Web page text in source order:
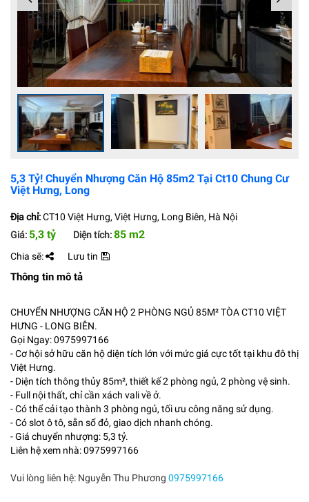
5,3 Tỷ! Chuyển Nhượng Căn Hộ 85m2 Tại Ct10 Chung Cư
Việt Hưng, Long
Địa chỉ:CT10 Việt Hưng, Việt Hưng, Long Biên, Hà Nội
Giá: 5,3 tỷ Diện tích:85 m2
Chia sẽ: Lưu tin
Thông tin mô tả
CHUYỂN NHƯỢNG CĂN HỘ 2 PHÒNG NGỦ 85M² TÒA CT10 VIỆT
HƯNG - LONG BIÊN.
Gọi Ngay: 0975997166
- Cơ hội sở hữu căn hộ diện tích lớn với mức giá cực tốt tại khu đô thị
Việt Hưng.
- Diện tích thông thủy 85m², thiết kế 2 phòng ngủ, 2 phòng vệ sinh.
- Full nội thất, chỉ cần xách vali về ở.
- Có thể cải tạo thành 3 phòng ngủ, tối ưu công năng sử dụng.
- Có slot ô tô, sẵn sổ đỏ, giao dịch nhanh chóng.
- Giá chuyển nhượng: 5,3 tỷ.
Liên hệ xem nhà: 0975997166
Vui lòng liên hệ: Nguyễn Thu Phương 0975997166